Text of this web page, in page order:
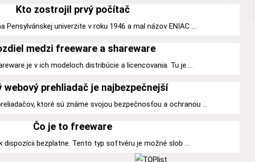
Kto zostrojil prvý počítač
univerzite v roku 1946 a mal názov ENIAC ...
medzi freeware a shareware
je v ich modeloch distribúcie a licencovania. Tu je ...
webový prehliadač je najbezpečnejší
ktoré sú známe svojou bezpečnosťou a ochranou ...
Čo je to freeware
dispozícii bezplatne. Tento typ softvéru je možné slob ...